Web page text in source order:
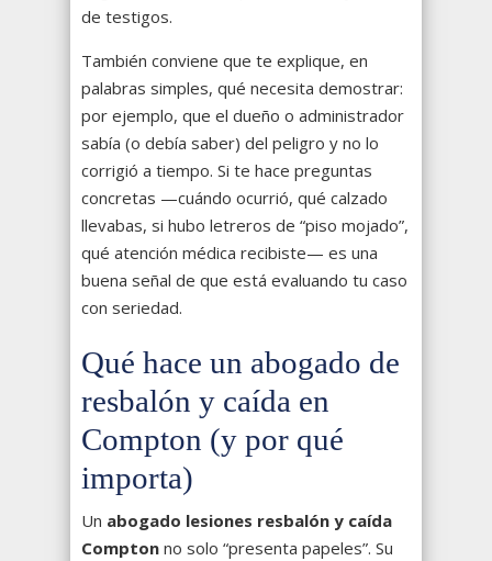
de testigos.
También conviene que te explique, en
palabras simples, qué necesita demostrar:
por ejemplo, que el dueño o administrador
sabía (o debía saber) del peligro y no lo
corrigió a tiempo. Si te hace preguntas
concretas —cuándo ocurrió, qué calzado
llevabas, si hubo letreros de “piso mojado”,
qué atención médica recibiste— es una
buena señal de que está evaluando tu caso
con seriedad.
Qué hace un abogado de
resbalón y caída en
Compton (y por qué
importa)
Un abogado lesiones resbalón y caída
Compton no solo “presenta papeles”. Su